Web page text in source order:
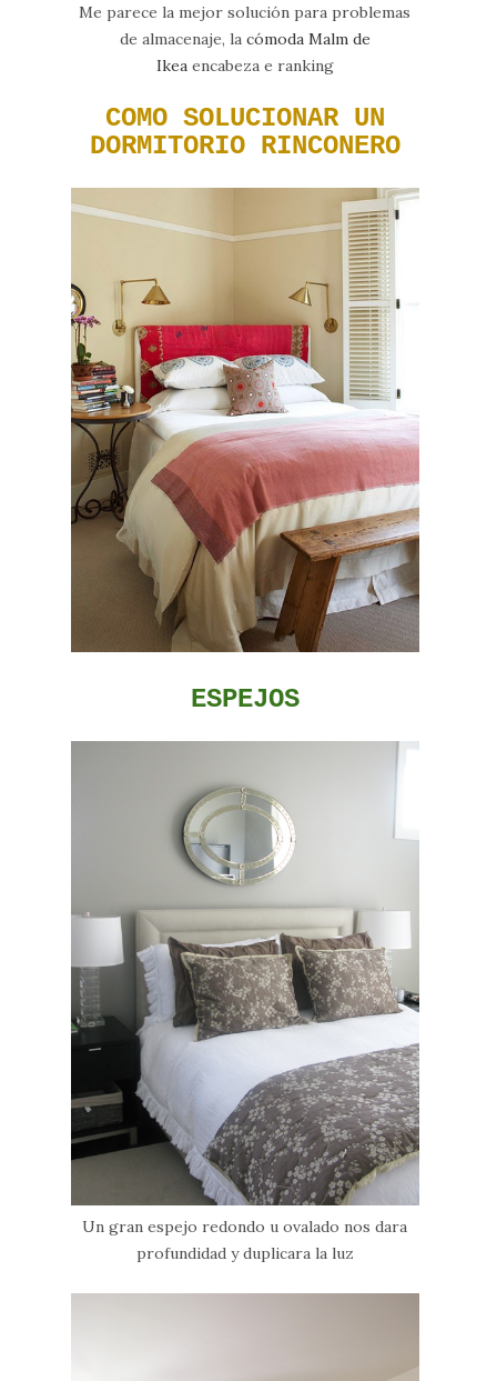
Me parece la mejor solución para problemas
de almacenaje, la cómoda Malm de
Ikeaencabeza e ranking
COMO SOLUCIONAR UN
DORMITORIO RINCONERO
ESPEJOS
Un gran espejo redondo u ovalado nos dara
profundidad y duplicara la luz